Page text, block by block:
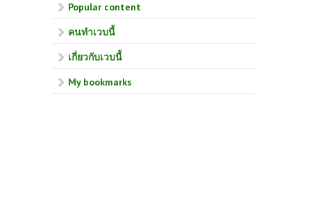
Popular content
คนทำเวบนี้
เกี่ยวกับเวบนี้
My bookmarks